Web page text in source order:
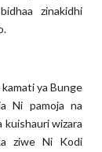
zinakidhi
ya Bunge
Ni pamoja na
kuishauri wizara
ziwe Ni Kodi